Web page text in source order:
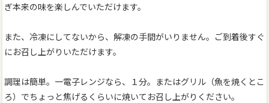
ぎ本来の味を楽しんでいただけます。
また、冷凍にしてないから、解凍の手間がいりません。ご到着後すぐ
にお召し上がりいただけます。
調理は簡単。一電子レンジなら、１分。またはグリル（魚を焼くとこ
ろ）でちょっと焦げるくらいに焼いてお召し上がりください。